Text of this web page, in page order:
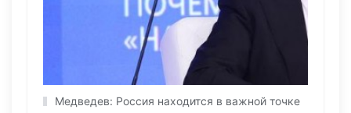
Медведев: Россия находится в важной точке